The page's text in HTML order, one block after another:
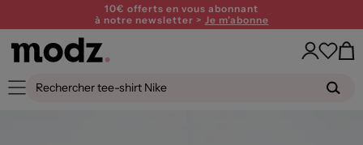
10€ offerts en vous abonnant
à notre newsletter > Je m'abonne